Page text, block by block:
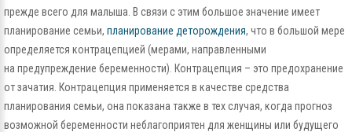
прежде всего для малыша. В связи с этим большое значение имеет
планирование семьи, планирование деторождения, что в большой мере
определяется контрацепцией (мерами, направленными
на предупреждение беременности). Контрацепция – это предохранение
от зачатия. Контрацепция применяется в качестве средства
планирования семьи, она показана также в тех случая, когда прогноз
возможной беременности неблагоприятен для женщины или будущего